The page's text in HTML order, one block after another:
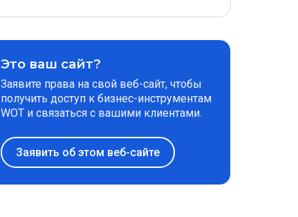
Это ваш сайт?
Заявите права на свой веб-сайт, чтобы
получить доступ к бизнес-инструментам
WOT и связаться с вашими клиентами.
Заявить об этом веб-сайте